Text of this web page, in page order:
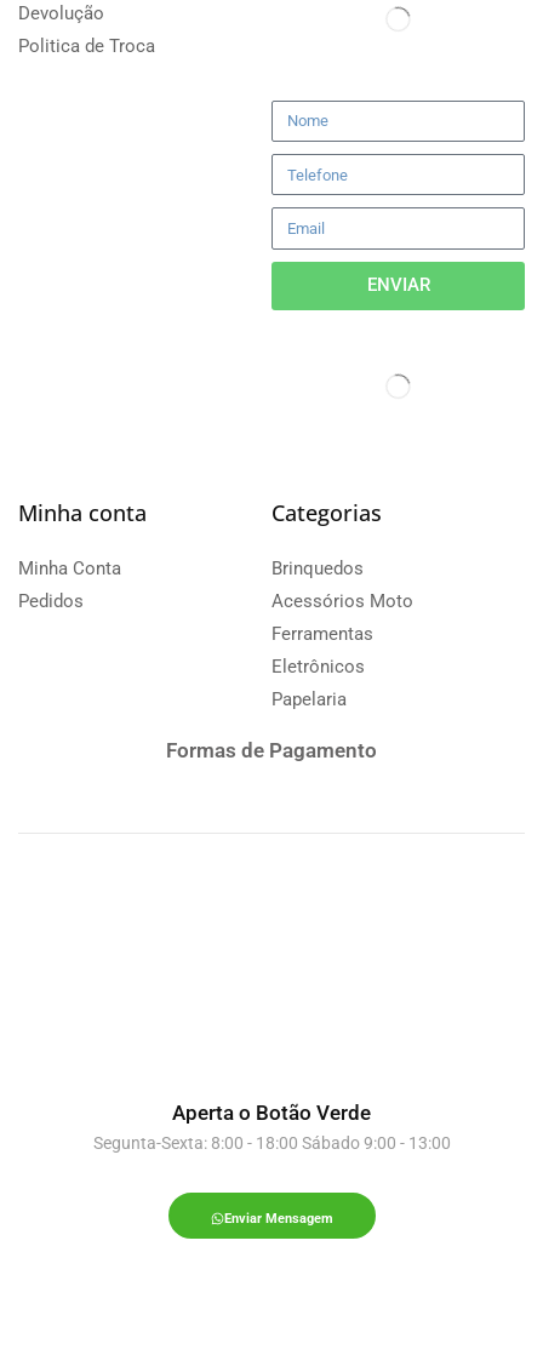
Devolução
Politica de Troca
ENVIAR
Minha conta
Minha Conta
Pedidos
Categorias
Brinquedos
Acessórios Moto
Ferramentas
Eletrônicos
Papelaria
Formas de Pagamento
Aperta o Botão Verde
Segunta-Sexta: 8:00 - 18:00 Sábado 9:00 - 13:00
Enviar Mensagem